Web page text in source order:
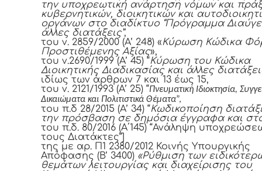
την υποχρεωτική ανάρτηση νόμων και
κυβερνητικών, διοικητικών και
οργάνων στο διαδίκτυο “Πρόγραμμα
άλλες διατάξεις”,
του ν. 2859/2000 (Α’ 248) «Κύρωση Κώδικα
Προστιθέμενης Αξίας»,
του ν.2690/1999 (Α’ 45) “Κύρωση του Κώδικα
Διοικητικής Διαδικασίας και άλλες
ιδίως των άρθρων 7 και 13 έως 15,
του ν. 2121/1993 (Α’ 25) “Πνευματική Ιδιοκτησία,
Δικαιώματα και Πολιτιστικά Θέματα”,
του π.δ 28/2015 (Α’ 34) “Κωδικοποίηση
την πρόσβαση σε δημόσια έγγραφα και
του π.δ. 80/2016 (Α΄145) “Ανάληψη
τους Διατάκτες”]
της με αρ. Π1 2380/2012 Κοινής Υπουργικής
Απόφασης (Β’ 3400) «Ρύθμιση των
θεμάτων λειτουργίας και διαχείρισης του